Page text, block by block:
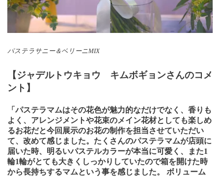
パステラサニー＆ベリーニMIX
【ジャデルトウキョウ キムボギョンさんのコメ
ント】
「パステラマムはその花色が魅力的なだけでなく、香りも
よく、アレンジメントや花束のメイン花材としても楽しめ
るお花だと今回展示のお花の制作を担当させていただい
て、改めて感じました。 たくさんのパステラマムが店頭に
届いた時、明るいパステルカラーが本当に可愛く、また1
輪1輪がとても大きくしっかりしていたので箱を開けた時
から長持ちするマムという事を感じました。
ボリューム